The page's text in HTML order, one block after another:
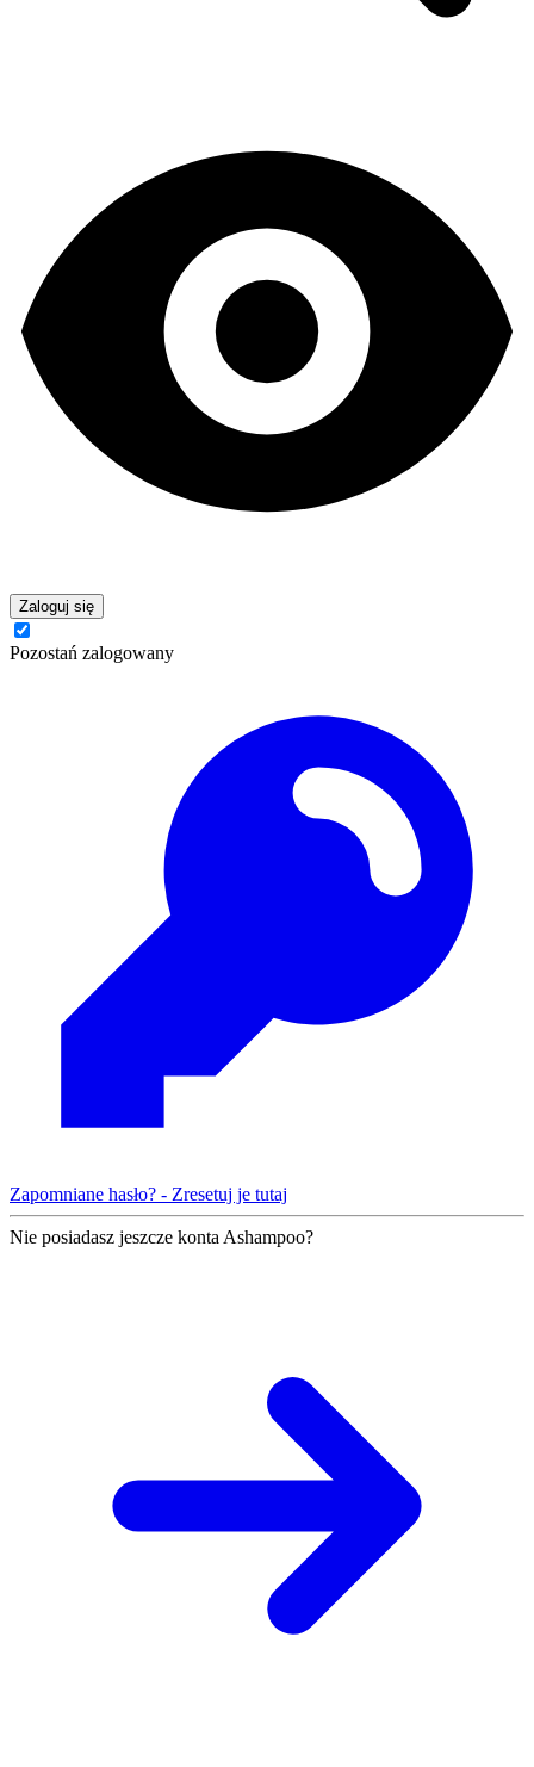
Zaloguj się
Pozostań zalogowany
Zapomniane hasło? - Zresetuj je tutaj
Nie posiadasz jeszcze konta Ashampoo?